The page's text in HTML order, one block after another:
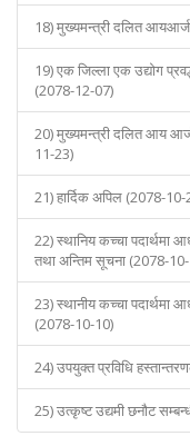
18) मुख्यमन्त्री दलित
19) एक जिल्ला एक उद्योग
(2078-12-07)
20) मुख्यमन्त्री दलित आय
11-23)
21) हार्दिक अपिल (2078-10-
22) स्थानिय कच्चा पदार्थमा
तथा अन्तिम सूचना (2078-
23) स्थानीय कच्चा पदार्थमा
(2078-10-10)
24) उपयुक्त प्रविधि
25) उत्कृष्ट उद्यमी छनौट